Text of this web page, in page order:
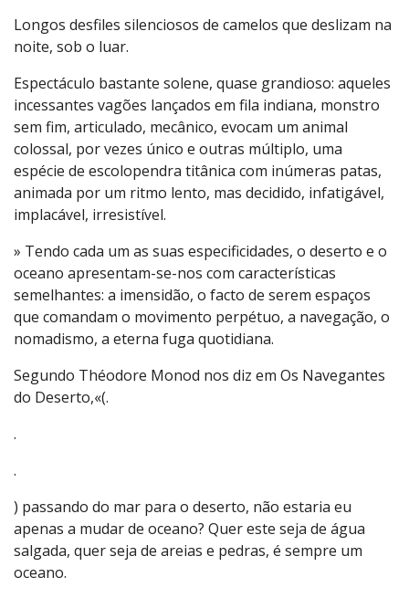
Longos desfiles silenciosos de camelos que deslizam na
noite, sob o luar.
Espectáculo bastante solene, quase grandioso: aqueles
incessantes vagões lançados em fila indiana, monstro
sem fim, articulado, mecânico, evocam um animal
colossal, por vezes único e outras múltiplo, uma
espécie de escolopendra titânica com inúmeras patas,
animada por um ritmo lento, mas decidido, infatigável,
implacável, irresistível.
» Tendo cada um as suas especificidades, o deserto e o
oceano apresentam-se-nos com características
semelhantes: a imensidão, o facto de serem espaços
que comandam o movimento perpétuo, a navegação, o
nomadismo, a eterna fuga quotidiana.
Segundo Théodore Monod nos diz em Os Navegantes
do Deserto,«(.
.
.
) passando do mar para o deserto, não estaria eu
apenas a mudar de oceano? Quer este seja de água
salgada, quer seja de areias e pedras, é sempre um
oceano.